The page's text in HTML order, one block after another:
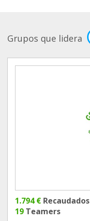
Grupos que lidera
1.794 € Recaudados
19 Teamers